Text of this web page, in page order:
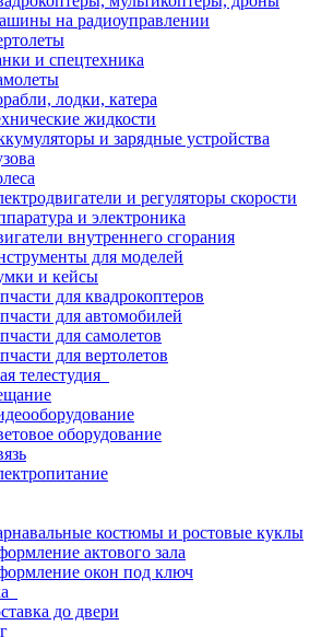
на радиоуправлении
и спецтехника
лодки, катера
жидкости
и зарядные устройства
и регуляторы скорости
и электроника
внутреннего сгорания
для моделей
и кейсы
для квадрокоптеров
для автомобилей
для самолетов
для вертолетов
телестудия
оборудование
костюмы и ростовые куклы
актового зала
окон под ключ
до двери